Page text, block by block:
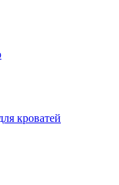
кроватей